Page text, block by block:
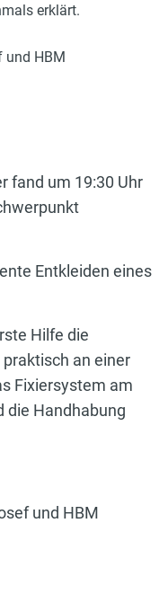
erklärt.
und HBM
fand um 19:30 Uhr
Entkleiden eines
Hilfe die
an einer
Fixiersystem am
die Handhabung
und HBM